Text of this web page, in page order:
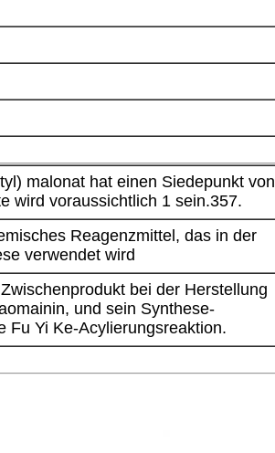
malonat hat einen Siedepunkt von
wird voraussichtlich 1 sein.357.
Reagenzmittel, das in der
verwendet wird
bei der Herstellung
und sein Synthese-
Fu Yi Ke-Acylierungsreaktion.